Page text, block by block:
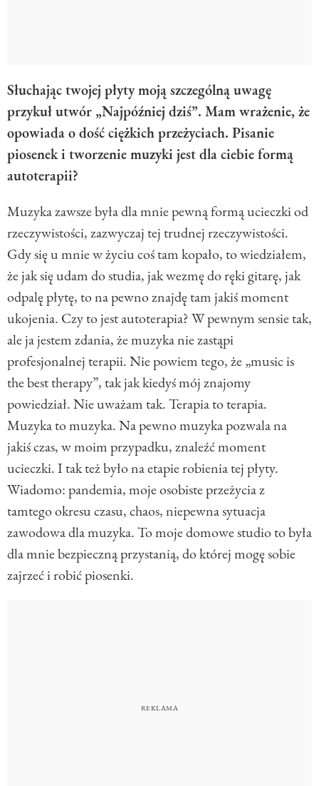
Słuchając twojej płyty moją szczególną uwagę
przykuł utwór „Najpóźniej dziś”. Mam wrażenie, że
opowiada o dość ciężkich przeżyciach. Pisanie
piosenek i tworzenie muzyki jest dla ciebie formą
autoterapii?
Muzyka zawsze była dla mnie pewną formą ucieczki od
rzeczywistości, zazwyczaj tej trudnej rzeczywistości.
Gdy się u mnie w życiu coś tam kopało, to wiedziałem,
że jak się udam do studia, jak wezmę do ręki gitarę, jak
odpalę płytę, to na pewno znajdę tam jakiś moment
ukojenia. Czy to jest autoterapia? W pewnym sensie tak,
ale ja jestem zdania, że muzyka nie zastąpi
profesjonalnej terapii. Nie powiem tego, że „music is
the best therapy”, tak jak kiedyś mój znajomy
powiedział. Nie uważam tak. Terapia to terapia.
Muzyka to muzyka. Na pewno muzyka pozwala na
jakiś czas, w moim przypadku, znaleźć moment
ucieczki. I tak też było na etapie robienia tej płyty.
Wiadomo: pandemia, moje osobiste przeżycia z
tamtego okresu czasu, chaos, niepewna sytuacja
zawodowa dla muzyka. To moje domowe studio to była
dla mnie bezpieczną przystanią, do której mogę sobie
zajrzeć i robić piosenki.